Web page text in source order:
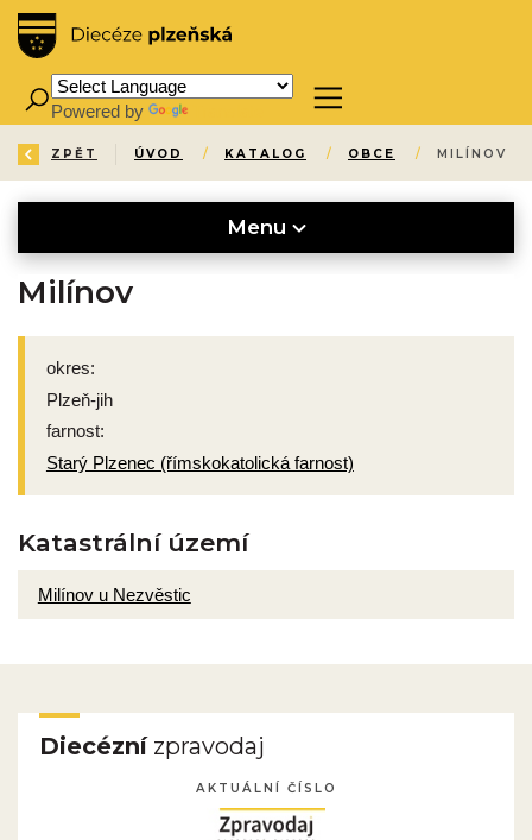
Powered by
ZPĚT ÚVOD / KATALOG / OBCE / MILÍNOV
Menu
Milínov
okres:
Plzeň-jih
farnost:
Starý Plzenec (římskokatolická farnost)
Katastrální území
Milínov u Nezvěstic
Diecéznízpravodaj
AKTUÁLNÍ ČÍSLO